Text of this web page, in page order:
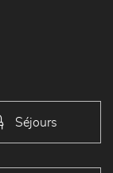
Séjours